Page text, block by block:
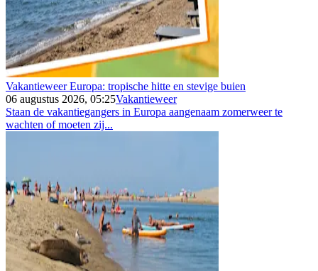
Vakantieweer Europa: tropische hitte en stevige buien
06 augustus 2026, 05:25Vakantieweer
Staan de vakantiegangers in Europa aangenaam zomerweer te
wachten of moeten zij...